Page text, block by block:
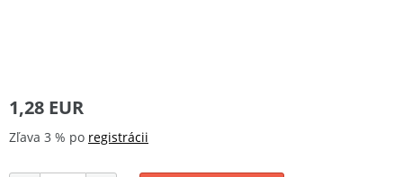
1,28 EUR
Zľava 3 % po registrácii